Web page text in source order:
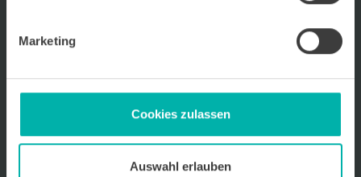
Marketing
Cookies zulassen
Auswahl erlauben
Datenschutz